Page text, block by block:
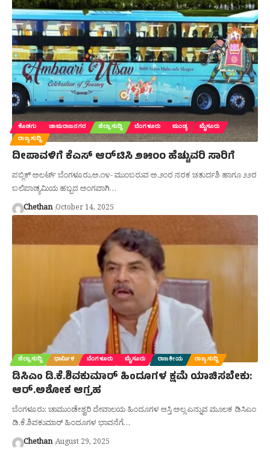
ಕೊಡಗು ಚಾಮರಾಜನಗರ ಜಿಲ್ಲಾ ಸುದ್ದಿ ಬೆಂಗಳೂರು ಮಂಡ್ಯ
ಮೈಸೂರು
ರಾಜ್ಯ ಸುದ್ದಿ
ದೀಪಾವಳಿಗೆ ಕೆಎಸ್‌ ಆರ್‌ಟಿಸಿ ೨೫೦೦ ಹೆಚ್ಚುವರಿ ಸಾರಿಗೆ
ಪಬ್ಲಿಕ್ ಅಲರ್ಟ್ ಬೆಂಗಳೂರು,ಅ.೧೪- ಮುಂಬರುವ ಅ.೨೦ರ ನರಕ ಚತುರ್ದಶಿ ಹಾಗೂ ೨೨ರ
ಬಲಿಪಾಡ್ಯಮಿಯ ಹಬ್ಬದ ಅಂಗವಾಗಿ…
Chethan October 14, 2025
ಜಿಲ್ಲಾ ಸುದ್ದಿ ಧಾರ್ಮಿಕ ಬೆಂಗಳೂರು ಮೈಸೂರು ರಾಜಕೀಯ ರಾಜ್ಯ ಸುದ್ದಿ
ಡಿಸಿಎಂ ಡಿ.ಕೆ.ಶಿವಕುಮಾರ್ ಹಿಂದೂಗಳ ಕ್ಷಮೆ ಯಾಚಿಸಬೇಕು:
ಆರ್.ಅಶೋಕ ಆಗ್ರಹ
ಬೆಂಗಳೂರು: ಚಾಮುಂಡೇಶ್ವರಿ ದೇವಾಲಯ ಹಿಂದೂಗಳ ಆಸ್ತಿ ಅಲ್ಲ ಎನ್ನುವ ಮೂಲಕ ಡಿಸಿಎಂ
ಡಿ.ಕೆ.ಶಿವಕುಮಾರ್ ಹಿಂದೂಗಳ ಭಾವನೆಗೆ…
Chethan August 29, 2025